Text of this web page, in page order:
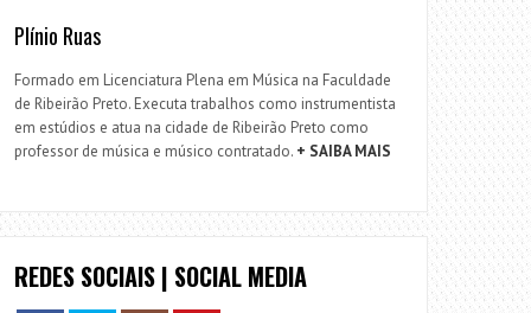
Plínio Ruas
Formado em Licenciatura Plena em Música na Faculdade
de Ribeirão Preto. Executa trabalhos como instrumentista
em estúdios e atua na cidade de Ribeirão Preto como
professor de música e músico contratado. + SAIBA MAIS
REDES SOCIAIS | SOCIAL MEDIA